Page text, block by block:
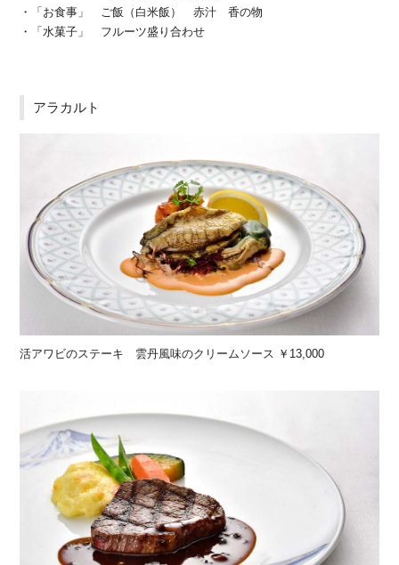
・「お食事」 ご飯（白米飯） 赤汁 香の物
・「水菓子」 フルーツ盛り合わせ
アラカルト
活アワビのステーキ 雲丹風味のクリームソース ￥13,000